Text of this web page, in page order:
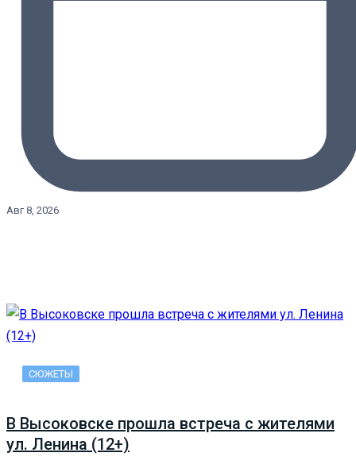
Авг 8, 2026
СЮЖЕТЫ
В Высоковске прошла встреча с жителями
ул. Ленина (12+)